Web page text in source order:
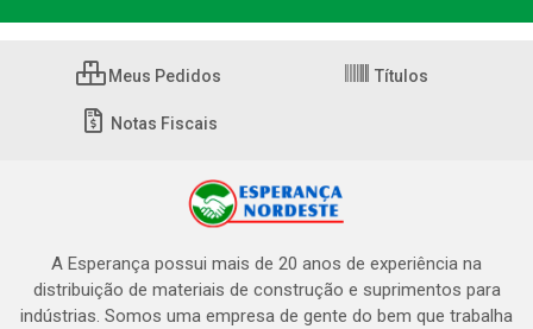
Meus Pedidos Títulos
Notas Fiscais
A Esperança possui mais de 20 anos de experiência na
distribuição de materiais de construção e suprimentos para
indústrias. Somos uma empresa de gente do bem que trabalha